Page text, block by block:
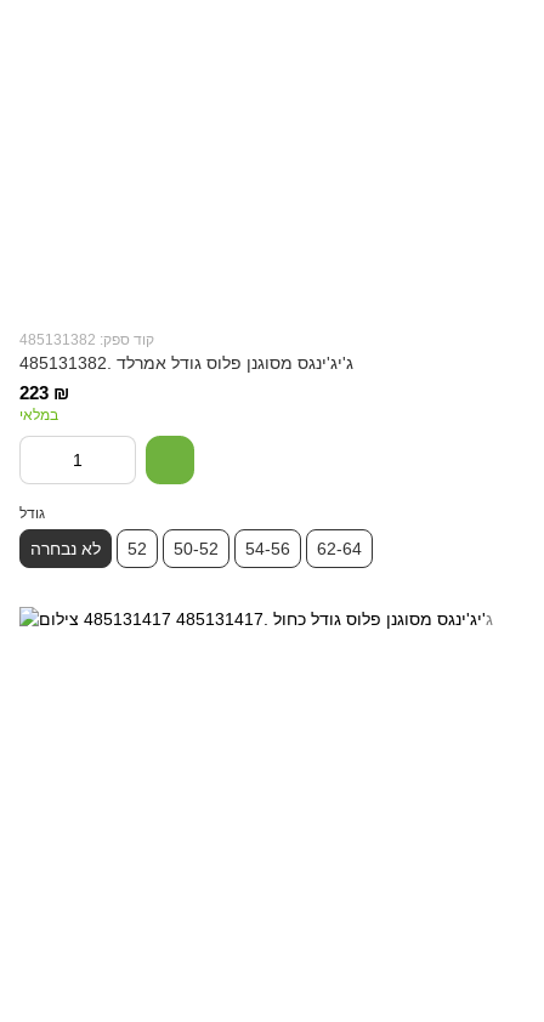
קוד ספק: 485131382
ג'יג'ינגס מסוגנן פלוס גודל אמרלד .485131382
223 ₪
במלאי
גודל
לא נבחרה 52 50-52 54-56 62-64